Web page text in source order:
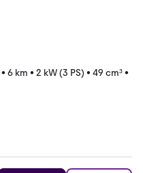
• 6 km • 2 kW (3 PS) • 49 cm³•